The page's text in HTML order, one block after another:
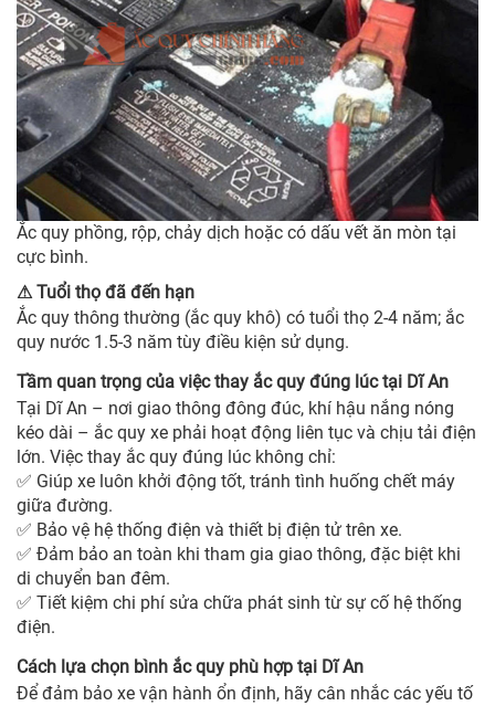
Ắc quy phồng, rộp, chảy dịch hoặc có dấu vết ăn mòn tại
cực bình.
⚠Tuổi thọ đã đến hạn
Ắc quy thông thường (ắc quy khô) có tuổi thọ 2-4 năm; ắc
quy nước 1.5-3 năm tùy điều kiện sử dụng.
Tầm quan trọng của việc thay ắc quy đúng lúc tại Dĩ An
Tại Dĩ An – nơi giao thông đông đúc, khí hậu nắng nóng
kéo dài – ắc quy xe phải hoạt động liên tục và chịu tải điện
lớn. Việc thay ắc quy đúng lúc không chỉ:
✅ Giúp xe luôn khởi động tốt, tránh tình huống chết máy
giữa đường.
✅ Bảo vệ hệ thống điện và thiết bị điện tử trên xe.
✅ Đảm bảo an toàn khi tham gia giao thông, đặc biệt khi
di chuyển ban đêm.
✅ Tiết kiệm chi phí sửa chữa phát sinh từ sự cố hệ thống
điện.
Cách lựa chọn bình ắc quy phù hợp tại Dĩ An
Để đảm bảo xe vận hành ổn định, hãy cân nhắc các yếu tố